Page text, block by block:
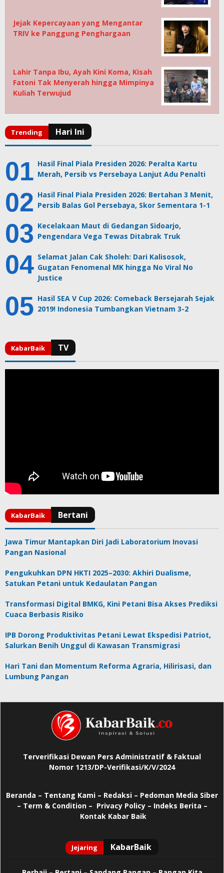
Jejak Kepercayaan yang Mengantar
TRIV ke Panggung Penghargaan
Lahir Tanpa Ibu, Ayah Kini Koma, Kisah
Fatoni Tak Menyerah hingga Mimpinya
Kuliah Terwujud
Hasil Final Piala Presiden 2026: Peralta Kartu
Merah, Persib vs Persebaya Lanjut Adu Penalti
Hasil Final Piala Presiden 2026: Bertahan 3 Menit,
Persib Balas Gol Persebaya, Skor Sementara 1-1
Kecelakaan Maut di Gedangan Sidoarjo,
Pengendara Vega Tewas Ditabrak Truk
Selamat Jalan Cak Sholeh: Dari Kalisosok,
Gugatan Fenomenal MK hingga No Viral No
Justice
Hasil SEA V Cup 2026: Comeback Bersejarah Sejak
2019! Indonesia Tumbangkan Vietnam 3-2
Jawa Timur Mantapkan Diri Jadi Laboratorium Inovasi
Pangan Nasional
Pengukuhkan DPN HKTI 2025–2030: Akhiri Dualisme,
Satukan Petani untuk Kedaulatan Pangan
Transformasi Digital BMKG, Kini Petani Bisa Akses Prediksi
Cuaca Berbasis Risiko
IPB Dorong Produktivitas Petani Lewat Ekspedisi Patriot,
Salurkan Benih Unggul di Kawasan Transmigrasi
Hari Tani dan Momentum Reforma Agraria, Hilirisasi, dan
Lumbung Pangan
Terverifikasi Dewan Pers Administratif & Faktual
Nomor 1213/DP-Verifikasi/K/V/2024
Beranda – Tentang Kami – Redaksi – Pedoman Media Siber
– Term & Condition – Privacy Policy– Indeks Berita –
Kontak Kabar Baik